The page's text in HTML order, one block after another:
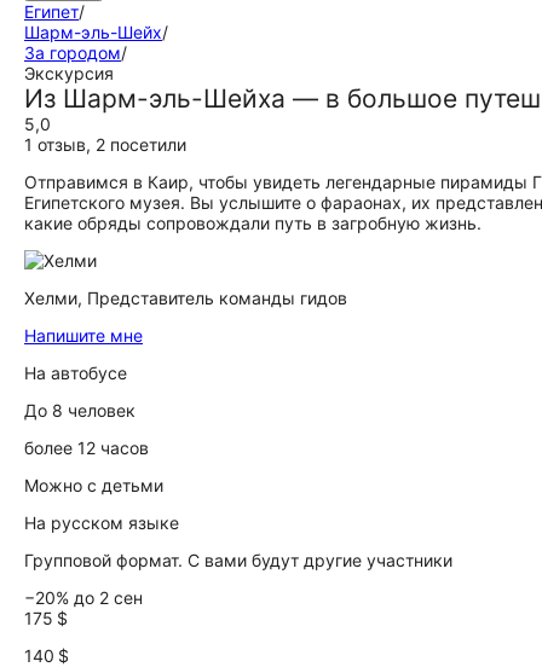
Египет/
Шарм-эль-Шейх/
За городом/
Экскурсия
Из Шарм-эль-Шейха — в большое
5,0
1 отзыв, 2 посетили
Отправимся в Каир, чтобы увидеть легендарные пирамиды
Египетского музея. Вы услышите о фараонах, их
какие обряды сопровождали путь в загробную жизнь.
Хелми, Представитель команды гидов
Напишите мне
На автобусе
До 8 человек
более 12 часов
Можно с детьми
На русском языке
Групповой формат. С вами будут другие участники
−20% до 2 сен
175 $
140 $